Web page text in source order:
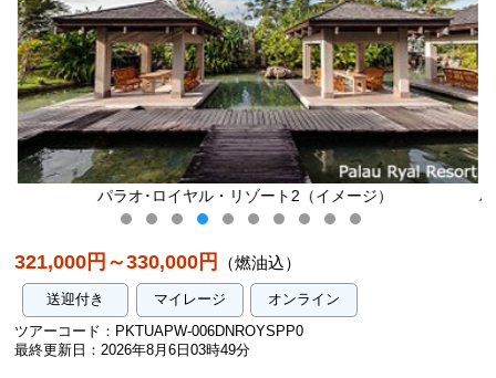
2（イメージ）
パラオ・ロイヤル・リゾート《スーペリ
321,000円～330,000円 （燃油込）
送迎付き マイレージ
オンライン
ツアーコード：PKTUAPW-006DNROYSPP0
最終更新日：2026年8月6日03時49分